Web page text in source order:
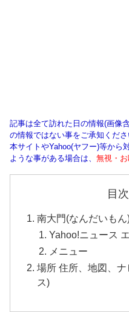
記事は全て訪れた日の情報(画像
の情報ではない事をご承知くださ
本サイトやYahoo(ヤフー)等から
ような事がある場合は、 無視・
目次
南大門(なんだいもん
Yahoo!ニュース
メニュー
場所 住所、地図、
ス)